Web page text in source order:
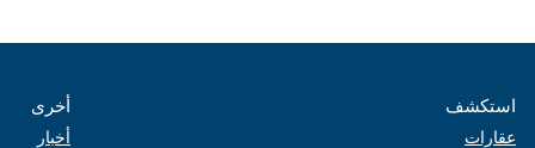
استكشف
عقارات
أخرى
أخبار